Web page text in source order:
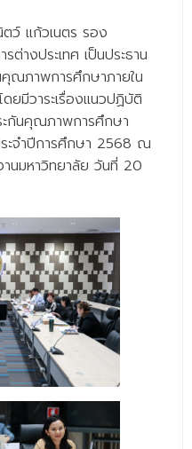
ร์
ว์ แก้วเนตร รอง
ต่างประเทศ เป็นประธาน
ณภาพการศึกษาภายใน
ยมีวาระเรื่องแนวปฏิบัติ
ะกันคุณภาพการศึกษา
ะจำปีการศึกษา 2568 ณ
นมหาวิทยาลัย วันที่ 20